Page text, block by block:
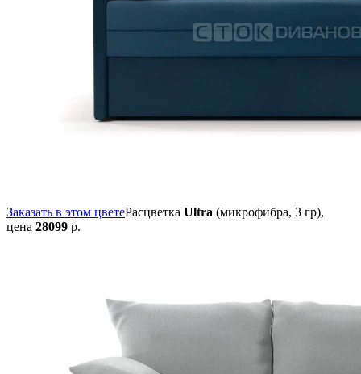
Заказать в этом цветеРасцветка Ultra (микрофибра, 3 гр),
цена 28099 р.